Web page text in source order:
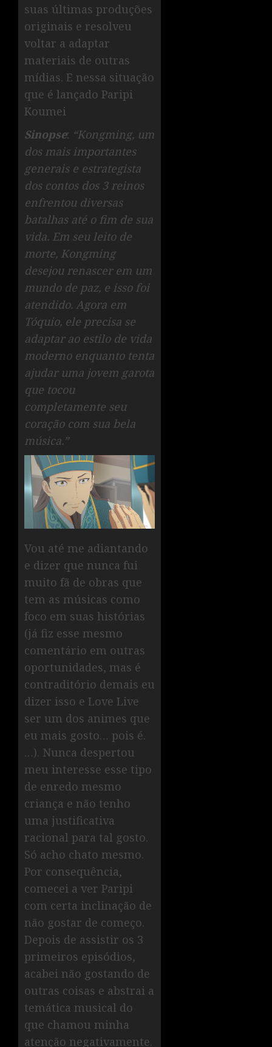
suas últimas produções
originais e resolveu
voltar a adaptar
materiais de outras
mídias. E nessa situação
que é lançado Paripi
Koumei
Sinopse: “Kongming, um
dos mais importantes
generais e estrategista
dos contos dos 3 reinos
enfrentou diversas
batalhas até o fim de sua
vida. Em seu leito de
morte, Kongming
desejou renascer em um
mundo de paz, e isso foi
atendido. Agora em
Tóquio, ele precisa se
adaptar ao estilo de vida
moderno enquanto tenta
ajudar uma jovem garota
que tocou
completamente seu
coração com sua bela
música.”
Vou até me adiantando
e dizer que nunca fui
muito fã de obras que
tem as músicas como
foco em suas histórias
(já fiz esse mesmo
comentário em outras
oportunidades, mas é
contraditório demais eu
dizer isso e Love Live
ser um dos animes que
eu mais gosto… pois é.
…). Nunca despertou
meu interesse esse tipo
de enredo mesmo
criança e não tenho
uma justificativa
racional para tal gosto.
Só acho chato mesmo.
Por consequência,
comecei a ver Paripi
com certa inclinação de
não gostar de começo.
Depois de assistir os 3
primeiros episódios,
acabei não gostando de
outras coisas e abstrai a
temática musical do
que chamou minha
atenção negativamente.